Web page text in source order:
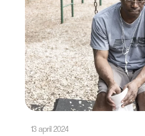
13 april 2024